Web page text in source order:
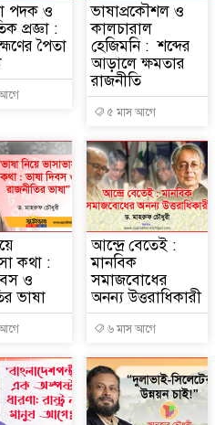
পদক ও
প্রজ্ঞা :
পৈতা
ভাষাপ্রকৌশল ও
কালচারাল
হেজিমনি : শব্দের
আড়ালে ক্ষমতার
রাজনীতি
৫ মাস আগে
কথা :
ও
ভাষা
আন্দ্রে বেতেই :
মানবিক
সমাজবোধের
অনন্য উত্তরাধিকারী
৬ মাস আগে